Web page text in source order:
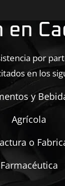
en
por
en los
y
Agrícola
o
Farmacéutica